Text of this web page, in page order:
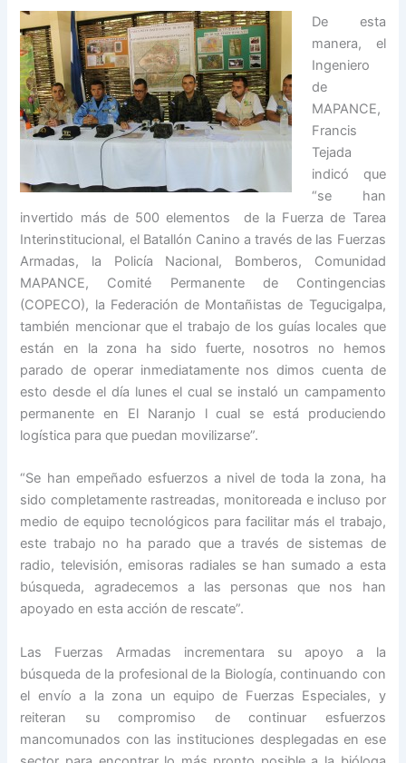
De esta
manera, el
Ingeniero
de
MAPANCE,
Francis
Tejada
indicó que
“se han
invertido más de 500 elementos de la Fuerza de Tarea
Interinstitucional, el Batallón Canino a través de las Fuerzas
Armadas, la Policía Nacional, Bomberos, Comunidad
MAPANCE, Comité Permanente de Contingencias
(COPECO), la Federación de Montañistas de Tegucigalpa,
también mencionar que el trabajo de los guías locales que
están en la zona ha sido fuerte, nosotros no hemos
parado de operar inmediatamente nos dimos cuenta de
esto desde el día lunes el cual se instaló un campamento
permanente en El Naranjo l cual se está produciendo
logística para que puedan movilizarse”.
“Se han empeñado esfuerzos a nivel de toda la zona, ha
sido completamente rastreadas, monitoreada e incluso por
medio de equipo tecnológicos para facilitar más el trabajo,
este trabajo no ha parado que a través de sistemas de
radio, televisión, emisoras radiales se han sumado a esta
búsqueda, agradecemos a las personas que nos han
apoyado en esta acción de rescate”.
Las Fuerzas Armadas incrementara su apoyo a la
búsqueda de la profesional de la Biología, continuando con
el envío a la zona un equipo de Fuerzas Especiales, y
reiteran su compromiso de continuar esfuerzos
mancomunados con las instituciones desplegadas en ese